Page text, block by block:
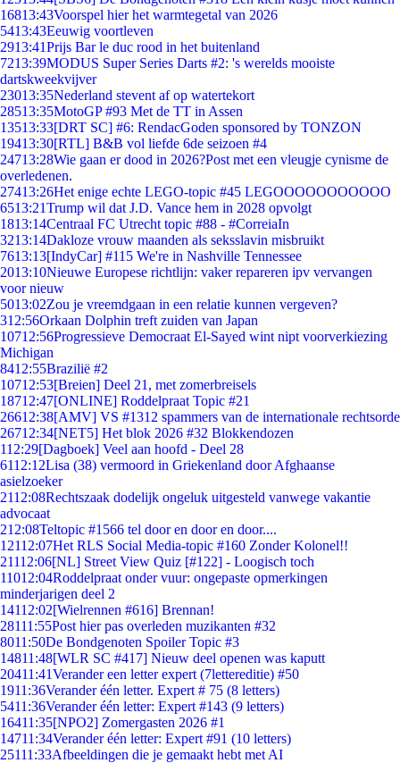
16813:43Voorspel hier het warmtegetal van 2026
5413:43Eeuwig voortleven
2913:41Prijs Bar le duc rood in het buitenland
7213:39MODUS Super Series Darts #2: 's werelds mooiste
dartskweekvijver
23013:35Nederland stevent af op watertekort
28513:35MotoGP #93 Met de TT in Assen
13513:33[DRT SC] #6: RendacGoden sponsored by TONZON
19413:30[RTL] B&B vol liefde 6de seizoen #4
24713:28Wie gaan er dood in 2026?Post met een vleugje cynisme de
overledenen.
27413:26Het enige echte LEGO-topic #45 LEGOOOOOOOOOOO
6513:21Trump wil dat J.D. Vance hem in 2028 opvolgt
1813:14Centraal FC Utrecht topic #88 - #CorreiaIn
3213:14Dakloze vrouw maanden als seksslavin misbruikt
7613:13[IndyCar] #115 We're in Nashville Tennessee
2013:10Nieuwe Europese richtlijn: vaker repareren ipv vervangen
voor nieuw
5013:02Zou je vreemdgaan in een relatie kunnen vergeven?
312:56Orkaan Dolphin treft zuiden van Japan
10712:56Progressieve Democraat El-Sayed wint nipt voorverkiezing
Michigan
8412:55Brazilië #2
10712:53[Breien] Deel 21, met zomerbreisels
18712:47[ONLINE] Roddelpraat Topic #21
26612:38[AMV] VS #1312 spammers van de internationale rechtsorde
26712:34[NET5] Het blok 2026 #32 Blokkendozen
112:29[Dagboek] Veel aan hoofd - Deel 28
6112:12Lisa (38) vermoord in Griekenland door Afghaanse
asielzoeker
2112:08Rechtszaak dodelijk ongeluk uitgesteld vanwege vakantie
advocaat
212:08Teltopic #1566 tel door en door en door....
12112:07Het RLS Social Media-topic #160 Zonder Kolonel!!
21112:06[NL] Street View Quiz [#122] - Loogisch toch
11012:04Roddelpraat onder vuur: ongepaste opmerkingen
minderjarigen deel 2
14112:02[Wielrennen #616] Brennan!
28111:55Post hier pas overleden muzikanten #32
8011:50De Bondgenoten Spoiler Topic #3
14811:48[WLR SC #417] Nieuw deel openen was kaputt
20411:41Verander een letter expert (7lettereditie) #50
1911:36Verander één letter. Expert # 75 (8 letters)
5411:36Verander één letter: Expert #143 (9 letters)
16411:35[NPO2] Zomergasten 2026 #1
14711:34Verander één letter: Expert #91 (10 letters)
25111:33Afbeeldingen die je gemaakt hebt met AI